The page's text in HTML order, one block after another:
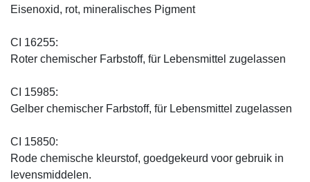
Eisenoxid, rot, mineralisches Pigment
CI 16255:
Roter chemischer Farbstoff, für Lebensmittel zugelassen
CI 15985:
Gelber chemischer Farbstoff, für Lebensmittel zugelassen
CI 15850:
Rode chemische kleurstof, goedgekeurd voor gebruik in
levensmiddelen.